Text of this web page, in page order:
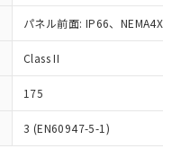
パネル前面: IP66、NEMA4X,
Class II
175
3 (EN60947-5-1)
店や当社販売拠
ク
」をご確認
格結果を当社の
に漏洩または開
ます。
リスト作成サー
び制御機器に対する
どにより、予定
シル)) : 1000ppm
のすべてが基
において有害物
兵器、ミサイ
器またはその他
造装置等に一切
三者に販売する
び3の内容を当
。また当社は、
わる関係者が違
在庫状況につ
オムロン制御
販売員にご確
た在庫状況の